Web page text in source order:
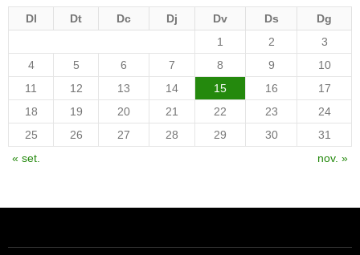
Dl Dt Dc Dj Dv Ds
Dg
1
2
3
4
5 6 7 8 9
10
11
12 13 14 15 16
17
18
19 20 21 22 23
24
25
26 27 28 29 30
31
« set.
nov. »